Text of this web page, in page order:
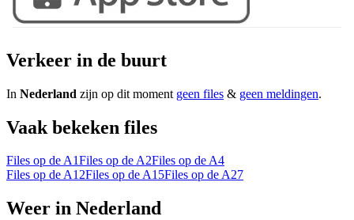
Verkeer in de buurt
In Nederland zijn op dit moment geen files & geen meldingen.
Vaak bekeken files
Files op de A1Files op de A2Files op de A4
Files op de A12Files op de A15Files op de A27
Weer in Nederland